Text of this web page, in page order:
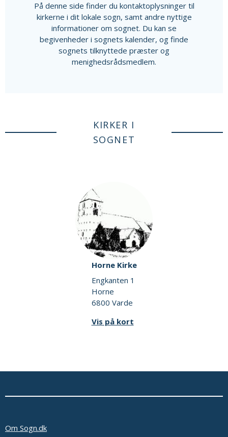
På denne side finder du kontaktoplysninger til
kirkerne i dit lokale sogn, samt andre nyttige
informationer om sognet. Du kan se
begivenheder i sognets kalender, og finde
sognets tilknyttede præster og
menighedsrådsmedlem.
KIRKER I
SOGNET
Horne Kirke
Engkanten 1
Horne
6800 Varde
Vis på kort
Om Sogn.dk